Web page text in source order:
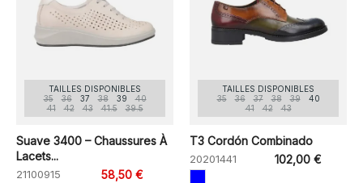
TAILLES DISPONIBLES
35
36 37 38 39
40
41
42 43 41.5 39.5
Suave 3400 – Chaussures À
Lacets...
21100915
58,50 €
TAILLES DISPONIBLES
35
36 37 38 39
40
41
42 43
T3 Cordón Combinado
20201441 102,00 €